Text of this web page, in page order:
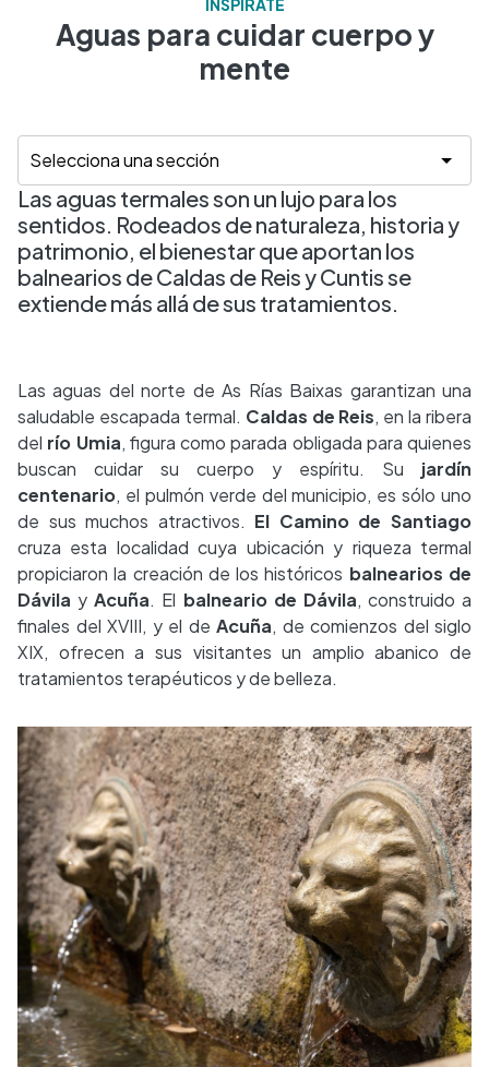
INSPÍRATE
Aguas para cuidar cuerpo y
mente
Las aguas termales son un lujo para los
sentidos. Rodeados de naturaleza, historia y
patrimonio, el bienestar que aportan los
balnearios de Caldas de Reis y Cuntis se
extiende más allá de sus tratamientos.
Las aguas del norte de As Rías Baixas garantizan una
saludable escapada termal. Caldas de Reis, en la ribera
del río Umia, figura como parada obligada para quienes
buscan cuidar su cuerpo y espíritu. Su jardín
centenario, el pulmón verde del municipio, es sólo uno
de sus muchos atractivos. El Camino de Santiago
cruza esta localidad cuya ubicación y riqueza termal
propiciaron la creación de los históricos balnearios de
Dávila yAcuña. El balneario de Dávila, construido a
finales del XVIII, y el de Acuña, de comienzos del siglo
XIX, ofrecen a sus visitantes un amplio abanico de
tratamientos terapéuticos y de belleza.